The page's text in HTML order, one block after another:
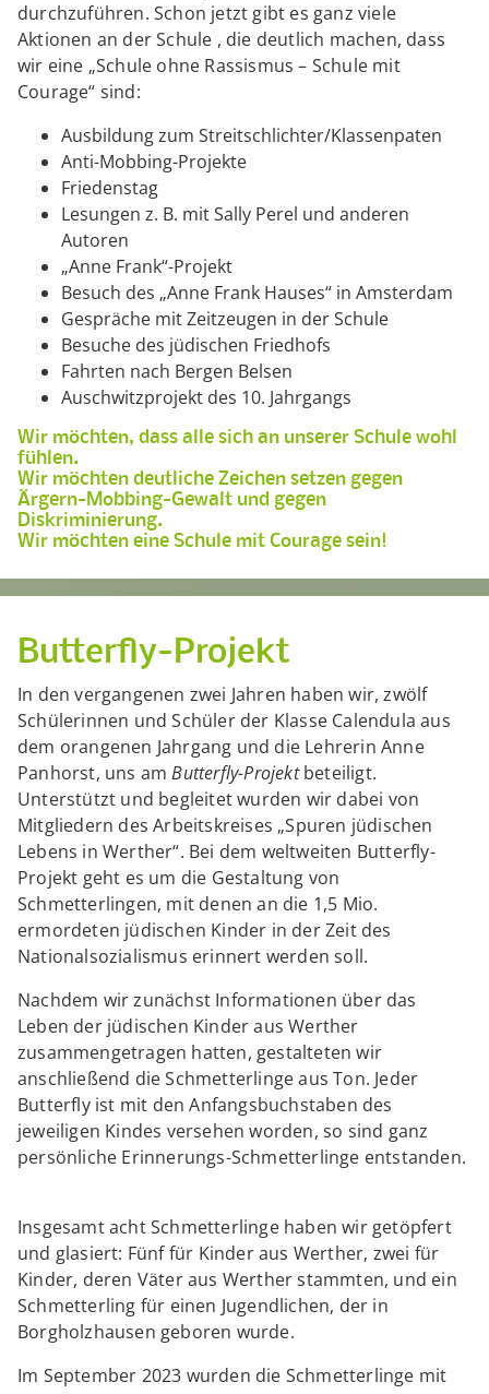
durchzuführen. Schon jetzt gibt es ganz viele
Aktionen an der Schule , die deutlich machen, dass
wir eine „Schule ohne Rassismus – Schule mit
Courage“ sind:
Ausbildung zum Streitschlichter/Klassenpaten
Anti-Mobbing-Projekte
Friedenstag
Lesungen z. B. mit Sally Perel und anderen
Autoren
„Anne Frank“-Projekt
Besuch des „Anne Frank Hauses“ in Amsterdam
Gespräche mit Zeitzeugen in der Schule
Besuche des jüdischen Friedhofs
Fahrten nach Bergen Belsen
Auschwitzprojekt des 10. Jahrgangs
Wir möchten, dass alle sich an unserer Schule wohl
fühlen.
Wir möchten deutliche Zeichen setzen gegen
Ärgern-Mobbing-Gewalt und gegen
Diskriminierung.
Wir möchten eine Schule mit Courage sein!
Butterfly-Projekt
In den vergangenen zwei Jahren haben wir, zwölf
Schülerinnen und Schüler der Klasse Calendula aus
dem orangenen Jahrgang und die Lehrerin Anne
Panhorst, uns amButterfly-Projektbeteiligt.
Unterstützt und begleitet wurden wir dabei von
Mitgliedern des Arbeitskreises „Spuren jüdischen
Lebens in Werther“. Bei dem weltweiten Butterfly-
Projekt geht es um die Gestaltung von
Schmetterlingen, mit denen an die 1,5 Mio.
ermordeten jüdischen Kinder in der Zeit des
Nationalsozialismus erinnert werden soll.
Nachdem wir zunächst Informationen über das
Leben der jüdischen Kinder aus Werther
zusammengetragen hatten, gestalteten wir
anschließend die Schmetterlinge aus Ton. Jeder
Butterfly ist mit den Anfangsbuchstaben des
jeweiligen Kindes versehen worden, so sind ganz
persönliche Erinnerungs-Schmetterlinge entstanden.
Insgesamt acht Schmetterlinge haben wir getöpfert
und glasiert: Fünf für Kinder aus Werther, zwei für
Kinder, deren Väter aus Werther stammten, und ein
Schmetterling für einen Jugendlichen, der in
Borgholzhausen geboren wurde.
Im September 2023 wurden die Schmetterlinge mit